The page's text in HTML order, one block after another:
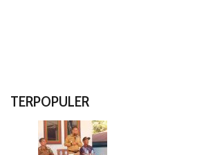
TERPOPULER